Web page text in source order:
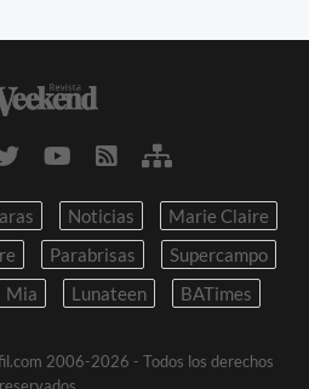
Noticias
Marie Claire
Parabrisas
Supercampo
Mia Lunateen BATimes
2006-2026 - Todos los derechos
reservados